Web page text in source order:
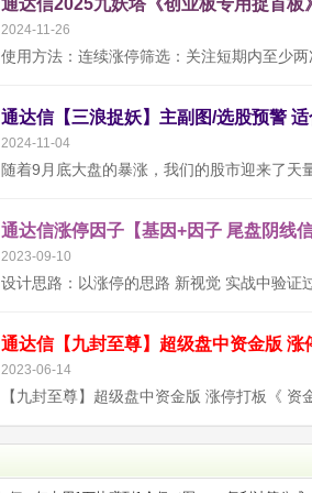
通达信2025九妖塔《创业板专用捉首
2024-11-26
2024-11-04
通达信涨停因子【基因+因子 尾盘阴线
2023-09-10
2023-06-14